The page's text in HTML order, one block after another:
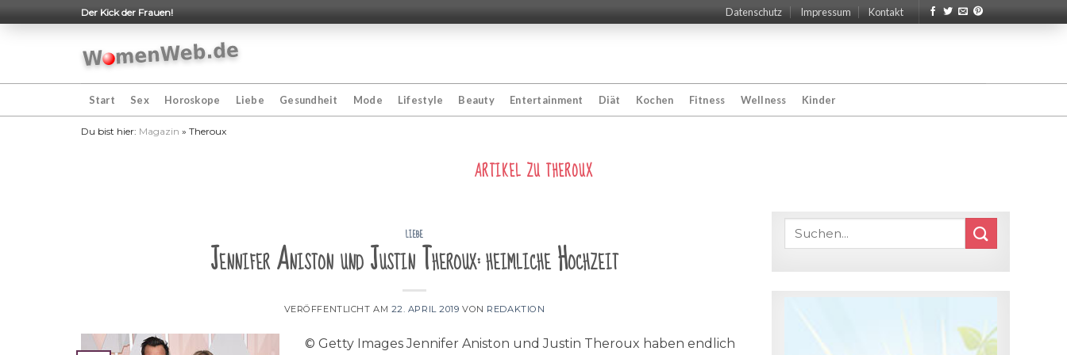
to
Der Kick der Frauen! Datenschutz Impressum Kontakt
Start Sex Horoskope Liebe Gesundheit Mode Lifestyle Beauty Entertainment Diät Kochen Fitness Wellness Kinder
Du bist hier: Magazin » Theroux
ARTIKEL ZU THEROUX
LIEBE
Jennifer Aniston und Justin Theroux: heimliche Hochzeit
VERÖFFENTLICHT AM 22. APRIL 2019 VON REDAKTION
© Getty Images Jennifer Aniston und Justin Theroux haben endlich